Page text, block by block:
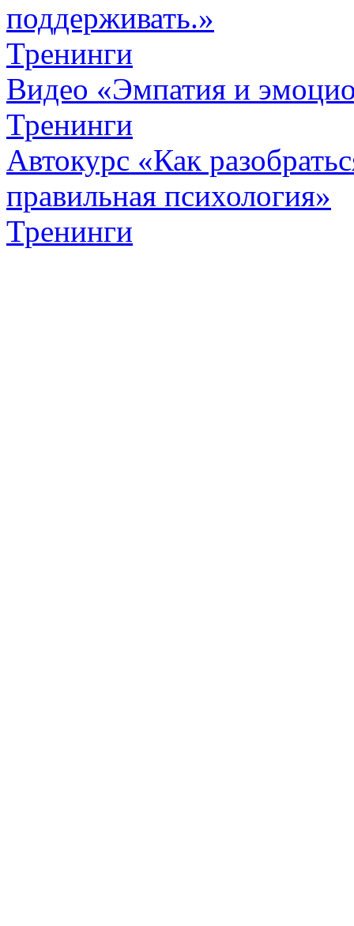
поддерживать.»
Тренинги
Видео «Эмпатия и
Тренинги
Автокурc «Как
правильная психология»
Тренинги